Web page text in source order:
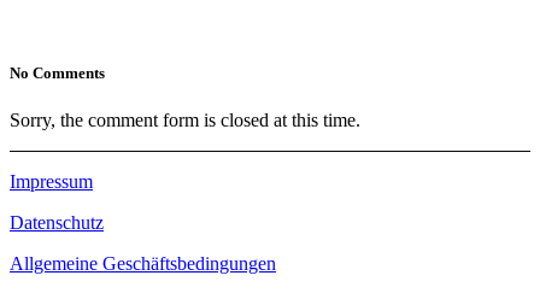
No Comments
Sorry, the comment form is closed at this time.
Impressum
Datenschutz
Allgemeine Geschäftsbedingungen